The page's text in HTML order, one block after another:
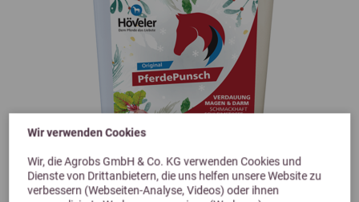
Wir verwenden Cookies
Wir, die Agrobs GmbH & Co. KG verwenden Cookies und
Dienste von Drittanbietern, die uns helfen unsere Website zu
verbessern (Webseiten-Analyse, Videos) oder ihnen
4,0 (1 Bewertungen)
Höveler Original PferdePunsch 5kg